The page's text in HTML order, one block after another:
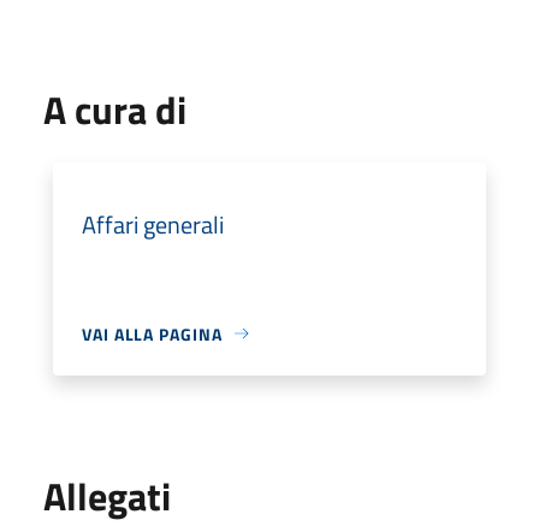
A cura di
Affari generali
VAI ALLA PAGINA
Allegati